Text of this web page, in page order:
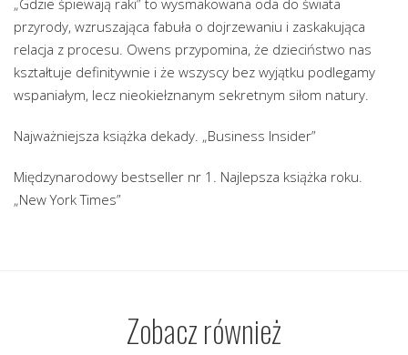
„Gdzie śpiewają raki” to wysmakowana oda do świata
przyrody, wzruszająca fabuła o dojrzewaniu i zaskakująca
relacja z procesu. Owens przypomina, że dzieciństwo nas
kształtuje definitywnie i że wszyscy bez wyjątku podlegamy
wspaniałym, lecz nieokiełznanym sekretnym siłom natury.
Najważniejsza książka dekady. „Business Insider”
Międzynarodowy bestseller nr 1. Najlepsza książka roku.
„New York Times”
Zobacz również